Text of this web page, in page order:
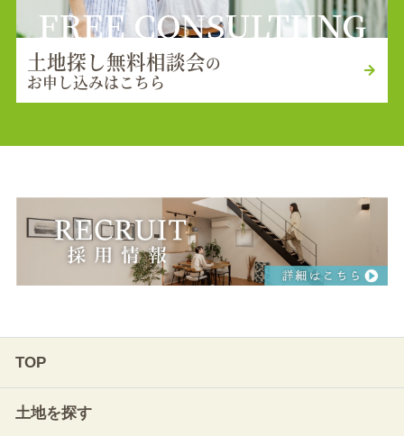
FREE CONSULTIING
土地探し無料相談会の
お申し込みはこちら
TOP
土地を探す